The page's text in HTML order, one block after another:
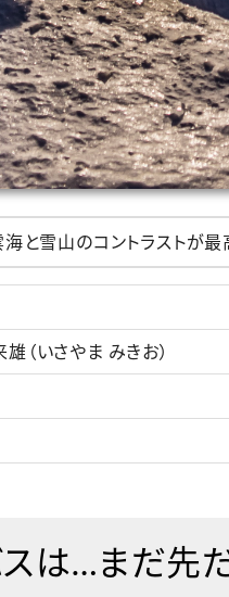
と雪山のコントラストが最
（いさやま みきお）
は…まだ先だ